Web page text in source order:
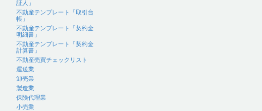
証人」
不動産テンプレート「取引台
帳」
不動産テンプレート「契約金
明細書」
不動産テンプレート「契約金
計算書」
不動産売買チェックリスト
運送業
卸売業
製造業
保険代理業
小売業